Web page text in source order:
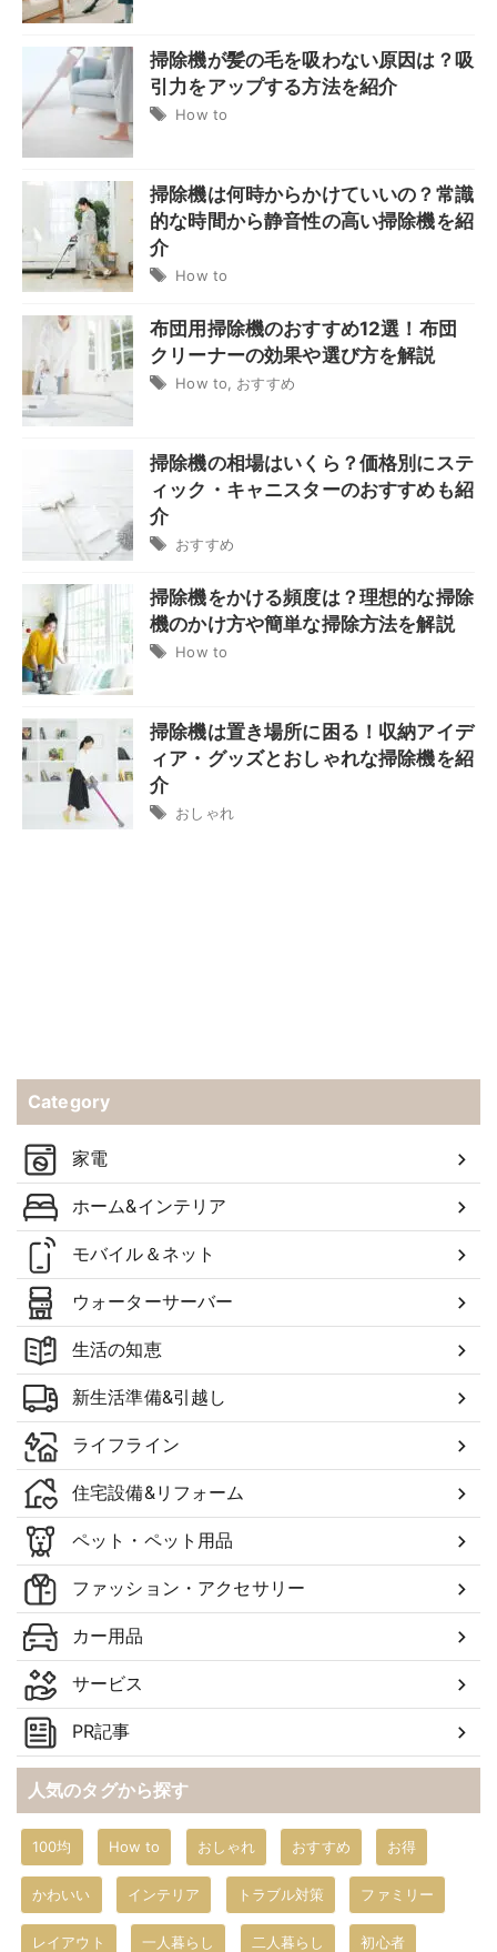
掃除機が髪の毛を吸わない原因は？吸
引力をアップする方法を紹介
How to
掃除機は何時からかけていいの？常識
的な時間から静音性の高い掃除機を紹
介
How to
布団用掃除機のおすすめ12選！布団
クリーナーの効果や選び方を解説
How to おすすめ
掃除機の相場はいくら？価格別にステ
ィック・キャニスターのおすすめも紹
介
おすすめ
掃除機をかける頻度は？理想的な掃除
機のかけ方や簡単な掃除方法を解説
How to
掃除機は置き場所に困る！収納アイデ
ィア・グッズとおしゃれな掃除機を紹
介
おしゃれ
Category
家電
ホーム&インテリア
モバイル＆ネット
ウォーターサーバー
生活の知恵
新生活準備&引越し
ライフライン
住宅設備&リフォーム
ペット・ペット用品
ファッション・アクセサリー
カー用品
サービス
PR記事
人気のタグから探す
100均 How to おしゃれ おすすめ お得
かわいい インテリア トラブル対策 ファミリー
レイアウト 一人暮らし 二人暮らし 初心者